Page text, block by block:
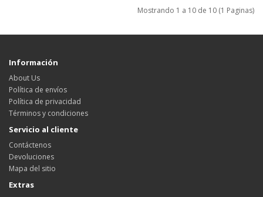
Mostrando 1 a 10 de 10 (1 Paginas)
Información
About Us
Política de envíos
Política de privacidad
Términos y condiciones
Servicio al cliente
Contáctenos
Devoluciones
Mapa del sitio
Extras